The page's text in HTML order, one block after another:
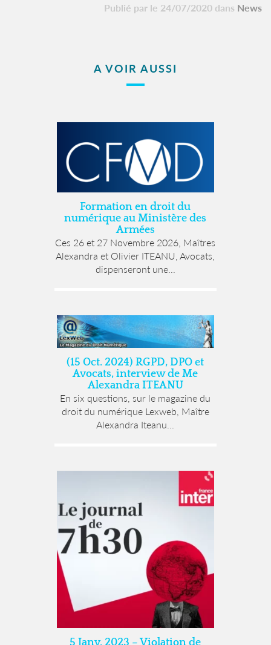
Publié par le 24/07/2020 dans News
A VOIR AUSSI
Formation en droit du
numérique au Ministère des
Armées
Ces 26 et 27 Novembre 2026, Maîtres
Alexandra et Olivier ITEANU, Avocats,
dispenseront une...
(15 Oct. 2024) RGPD, DPO et
Avocats, interview de Me
Alexandra ITEANU
En six questions, sur le magazine du
droit du numérique Lexweb, Maître
Alexandra Iteanu...
5 Janv. 2023 – Violation de